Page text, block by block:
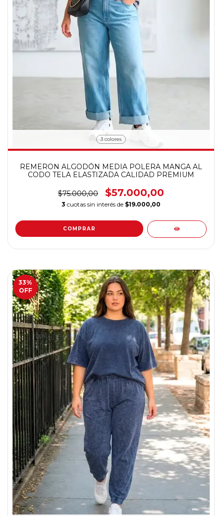
3 colores
REMERON ALGODÓN MEDIA POLERA MANGA AL
CODO TELA ELASTIZADA CALIDAD PREMIUM
$75.000,00 $57.000,00
3 cuotas sin interés de $19.000,00
COMPRAR
33%
OFF